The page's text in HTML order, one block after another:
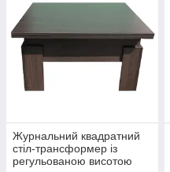
Журнальний квадратний
стіл-трансформер із
регульованою висотою